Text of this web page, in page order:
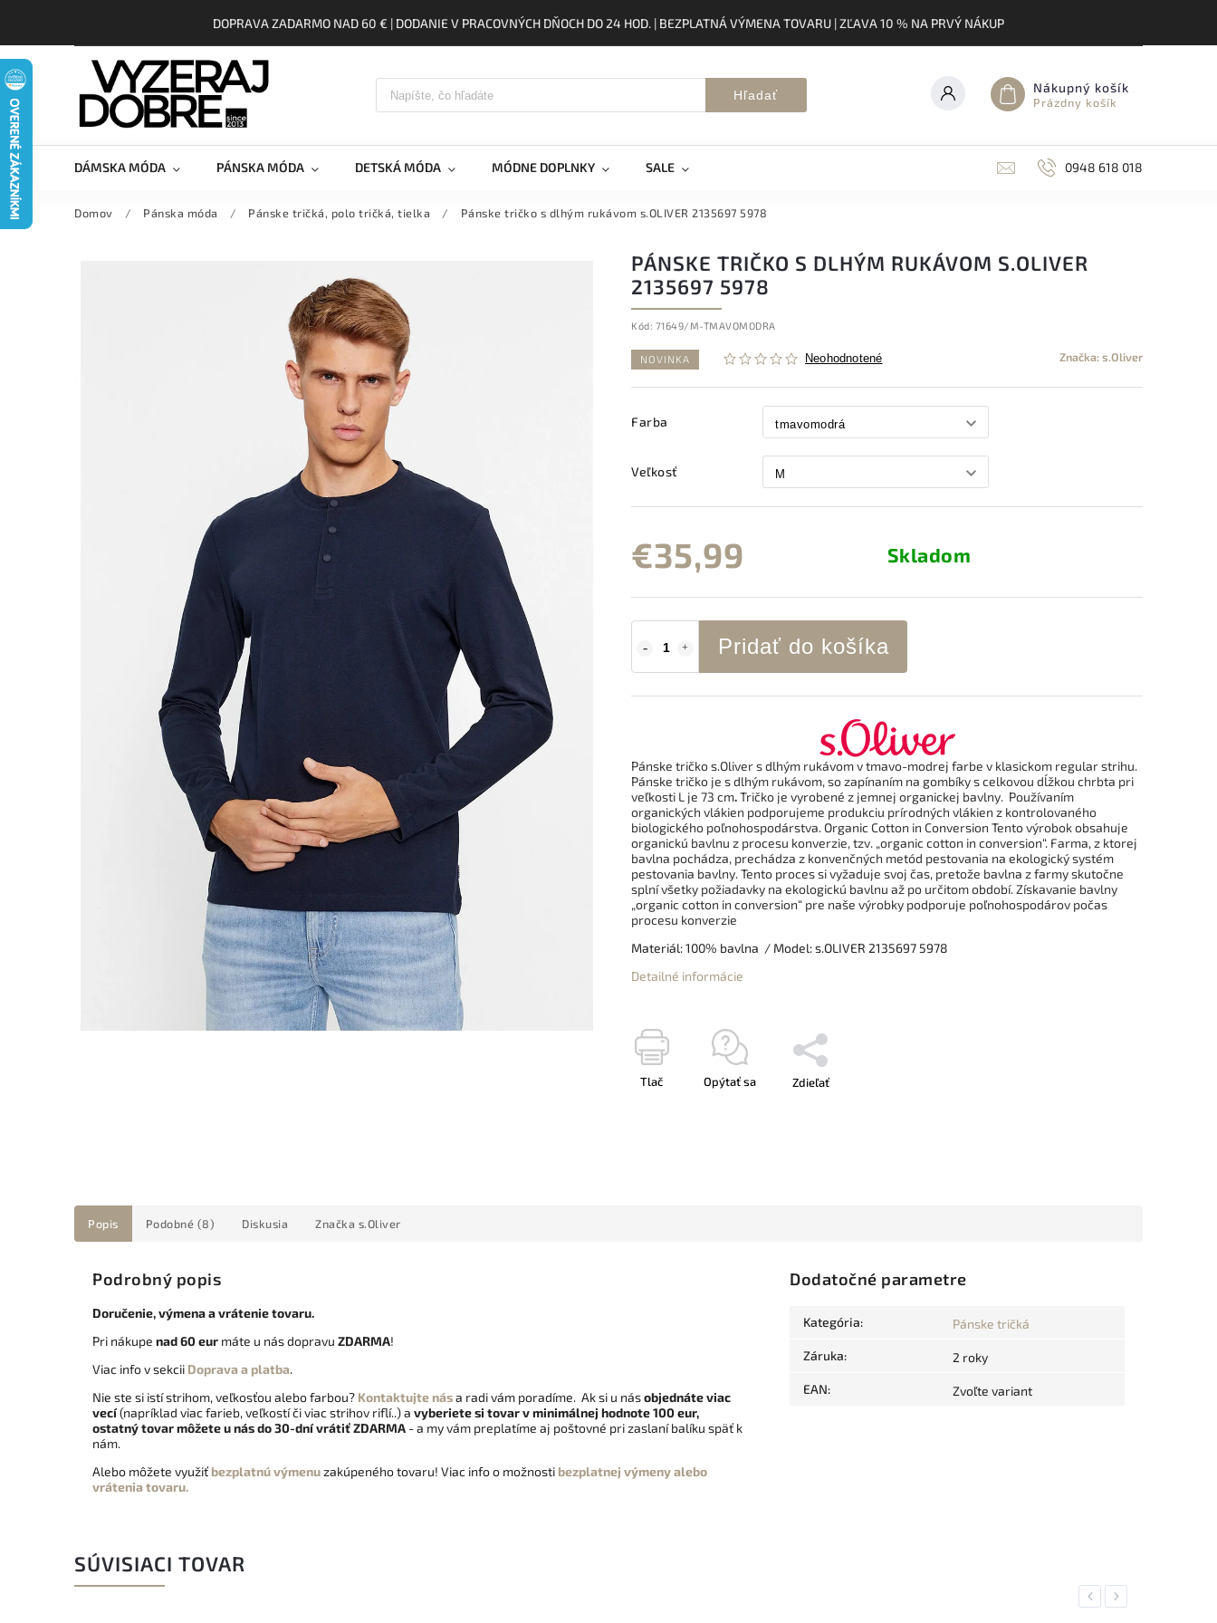
DOPRAVA ZADARMO NAD 60 € | DODANIE V PRACOVNÝCH DŇOCH DO 24 HOD. | BEZPLATNÁ VÝMENA TOVARU | ZĽAVA 10 % NA PRVÝ NÁKUP
Hľadať Nákupný košík
Prázdny košík
DÁMSKA MÓDA PÁNSKA MÓDA DETSKÁ MÓDA MÓDNE DOPLNKY SALE 0948 618 018
Domov / Pánska móda / Pánske tričká, polo tričká, tielka / Pánske tričko s dlhým rukávom s.OLIVER 2135697 5978
PÁNSKE TRIČKO S DLHÝM RUKÁVOM S.OLIVER
2135697 5978
Kód: 71649/M-TMAVOMODRA
NOVINKA Neohodnotené Značka:s.Oliver
Farba
Veľkosť
€35,99 Skladom
Pridať do košíka
Pánske tričko s.Oliver s dlhým rukávom v tmavo-modrej farbe v klasickom regular strihu.
Pánske tričko je s dlhým rukávom, so zapínaním na gombíky scelkovou dĺžkou chrbta pri
veľkosti L je 73 cm.Tričko je vyrobené z jemnej organickej bavlny. Používaním
organických vlákien podporujeme produkciu prírodných vlákien z kontrolovaného
biologického poľnohospodárstva. Organic Cotton in Conversion Tento výrobok obsahuje
organickú bavlnu z procesu konverzie, tzv. „organic cotton in conversion“. Farma, z ktorej
bavlna pochádza, prechádza z konvenčných metód pestovania na ekologický systém
pestovania bavlny. Tento proces si vyžaduje svoj čas, pretože bavlna z farmy skutočne
splní všetky požiadavky na ekologickú bavlnu až po určitom období. Získavanie bavlny
„organic cotton in conversion“ pre naše výrobky podporuje poľnohospodárov počas
procesu konverzie
Materiál: 100% bavlna / Model: s.OLIVER 2135697 5978
Detailné informácie
Tlač Opýtať sa Zdieľať
Popis Podobné (8) Diskusia Značka s.Oliver
Podrobný popis
Doručenie, výmena a vrátenie tovaru.
Pri nákupe nad 60 eur máte u nás dopravu ZDARMA!
Viac info v sekcii Doprava a platba.
Nie ste si istí strihom, veľkosťou alebo farbou? Kontaktujte nása radi vám poradíme. Ak si u násobjednáte viac
vecí(napríklad viac farieb, veľkostí či viac strihov riflí..) a vyberiete si tovar v minimálnej hodnote 100 eur,
ostatný tovar môžete u nás do 30-dní vrátiťZDARMA - a my vám preplatíme aj poštovné pri zaslaní balíku späť k
nám.
Alebo môžete využiť bezplatnú výmenuzakúpeného tovaru! Viac info o možnosti bezplatnej výmeny alebo
vrátenia tovaru.
Dodatočné parametre
Kategória: Pánske tričká
Záruka: 2 roky
EAN: Zvoľte variant
SÚVISIACI TOVAR
Previous
Next